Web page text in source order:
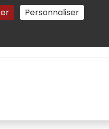
Personnaliser
des cookies